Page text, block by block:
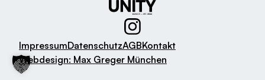
ImpressumDatenschutzAGBKontakt
Webdesign: Max Greger München